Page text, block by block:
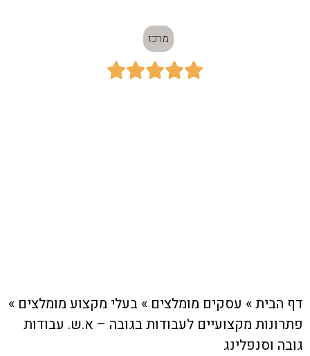
מרכז





דף הבית» עסקים מומלצים » בעלי מקצוע מומלצים »
פתרונות מקצועיים לעבודות בגובה – א.ש. עבודות
גובה וסנפלינג